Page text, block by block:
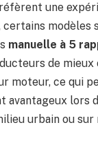
une
modèles
manuelle à 5
de
moteur, ce qui
avantageux lors
urbain ou sur